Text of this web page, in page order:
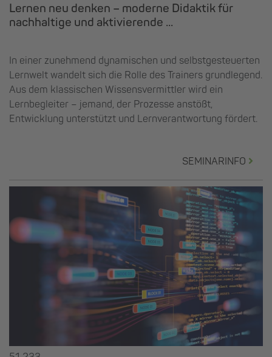
Lernen neu denken – moderne Didaktik für
nachhaltige und aktivierende ...
In einer zunehmend dynamischen und selbstgesteuerten
Lernwelt wandelt sich die Rolle des Trainers grundlegend.
Aus dem klassischen Wissensvermittler wird ein
Lernbegleiter – jemand, der Prozesse anstößt,
Entwicklung unterstützt und Lernverantwortung fördert.
SEMINARINFO